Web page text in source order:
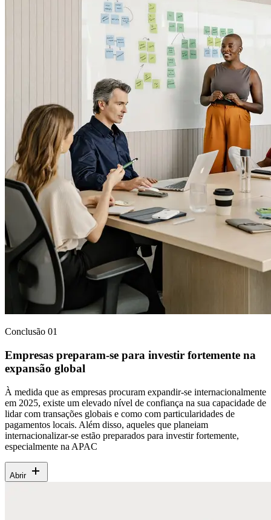
Conclusão 01
Empresas preparam-se para investir fortemente na
expansão global
À medida que as empresas procuram expandir-se internacionalmente
em 2025, existe um elevado nível de confiança na sua capacidade de
lidar com transações globais e como com particularidades de
pagamentos locais. Além disso, aqueles que planeiam
internacionalizar-se estão preparados para investir fortemente,
especialmente na APAC
Abrir